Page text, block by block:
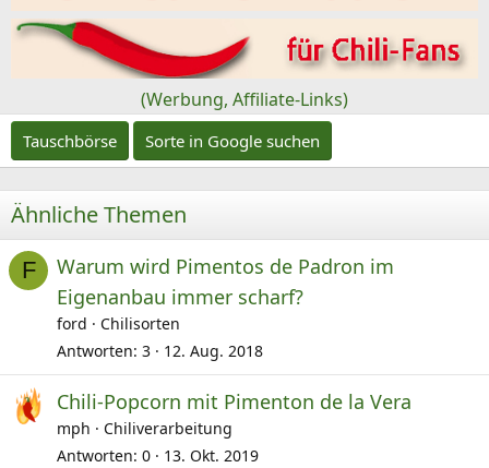
e
(Werbung, Affiliate-Links)
Tauschbörse Sorte in Google suchen
Ähnliche Themen
F
Warum wird Pimentos de Padron im
Eigenanbau immer scharf?
ford
Chilisorten
Antworten 3 12. Aug. 2018
Chili-Popcorn mit Pimenton de la Vera
mph
Chiliverarbeitung
Antworten 0 13. Okt. 2019